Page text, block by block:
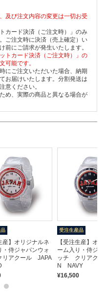
及び注文内容の変更は一切お受
カード決済（ご注文時）」のみ
ご注文時に決済（売上確定）い
前にご請求が発生いたします。
トカード決済（ご注文時）」の
可能です。
にご注文いただいた場合、納期
お届けいたします。分割発送は
意ください。
め、実際の商品と異なる場合が
産】オリジナルネ
・侍ジャパンウォ
アクール JAPA
受注生産品
【受注生産】オ
ーム入り・侍ジャ
ッチ クリアク
N NAVY
¥16,500